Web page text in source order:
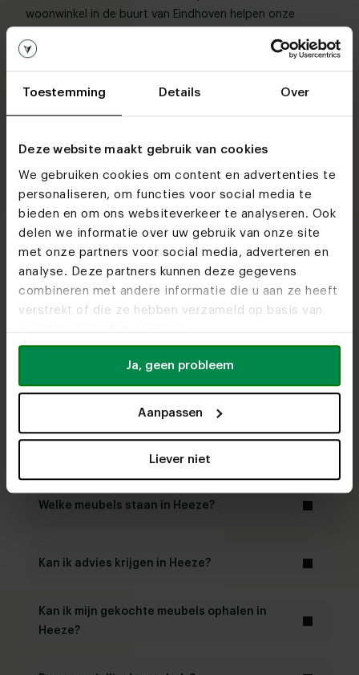
Toestemming Details Over
Deze website maakt gebruik van cookies
We gebruiken cookies om content en advertenties te
personaliseren, om functies voor social media te
bieden en om ons websiteverkeer te analyseren. Ook
delen we informatie over uw gebruik van onze site
met onze partners voor social media, adverteren en
analyse. Deze partners kunnen deze gegevens
combineren met andere informatie die u aan ze heeft
verstrekt of die ze hebben verzameld op basis van
Ja, geen probleem
Aanpassen
Liever niet
woonwinkel in de buurt van Eindhoven helpen onze
te maken.
woonwinkel Heeze
Wat zijn de openingstijden van woonwinkel
Heeze?
Is woonwinkel Heeze geopend tijdens
feestdagen?
Wat is het adres van woonwinkel Heeze?
Kan ik parkeren bij deze woonwinkel?
Staan hier ook de meubels van de
Welke meubels staan in Heeze?
Kan ik advies krijgen in Heeze?
Kan ik mijn gekochte meubels ophalen in
Heeze?